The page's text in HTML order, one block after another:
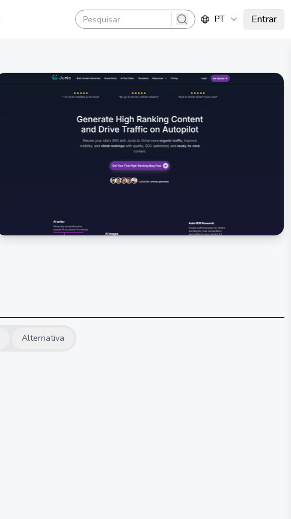
search
PT Entrar
Alternativa